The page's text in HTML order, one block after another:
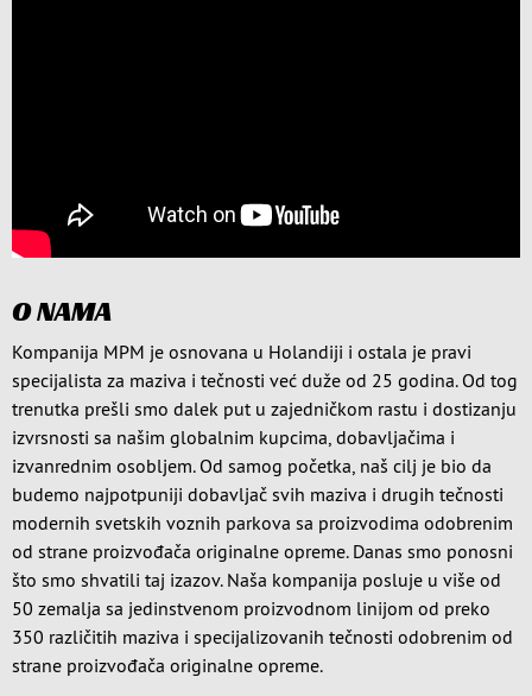
O NAMA
Kompanija MPM je osnovana u Holandiji i ostala je pravi
specijalista za maziva i tečnosti već duže od 25 godina. Od tog
trenutka prešli smo dalek put u zajedničkom rastu i dostizanju
izvrsnosti sa našim globalnim kupcima, dobavljačima i
izvanrednim osobljem. Od samog početka, naš cilj je bio da
budemo najpotpuniji dobavljač svih maziva i drugih tečnosti
modernih svetskih voznih parkova sa proizvodima odobrenim
od strane proizvođača originalne opreme. Danas smo ponosni
što smo shvatili taj izazov. Naša kompanija posluje u više od
50 zemalja sa jedinstvenom proizvodnom linijom od preko
350 različitih maziva i specijalizovanih tečnosti odobrenim od
strane proizvođača originalne opreme.